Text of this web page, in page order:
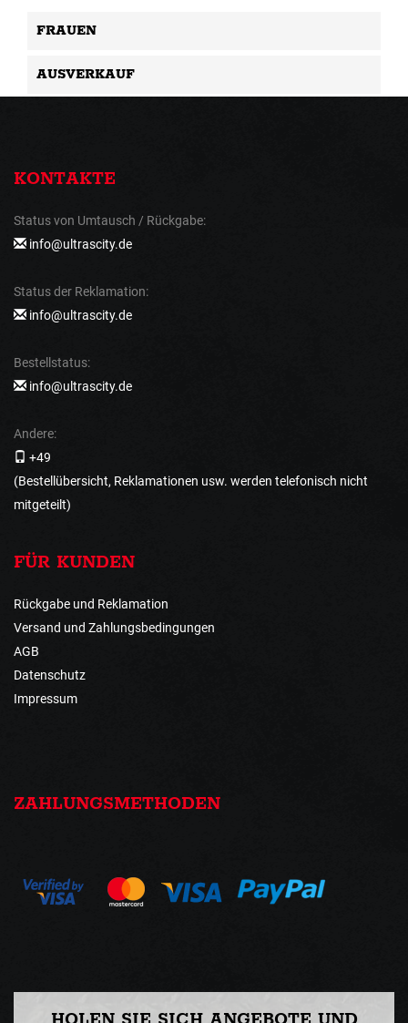
FRAUEN
AUSVERKAUF
KONTAKTE
Status von Umtausch / Rückgabe:
info@ultrascity.de
Status der Reklamation:
info@ultrascity.de
Bestellstatus:
info@ultrascity.de
Andere:
+49
(Bestellübersicht, Reklamationen usw. werden telefonisch nicht
mitgeteilt)
FÜR KUNDEN
Rückgabe und Reklamation
Versand und Zahlungsbedingungen
AGB
Datenschutz
Impressum
ZAHLUNGSMETHODEN